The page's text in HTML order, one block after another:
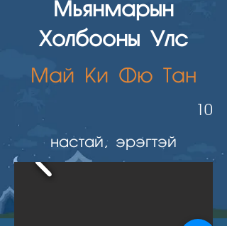
Мьянмарын
Холбооны Улс
Май Ки Фю Тан
10
настай, эрэгтэй